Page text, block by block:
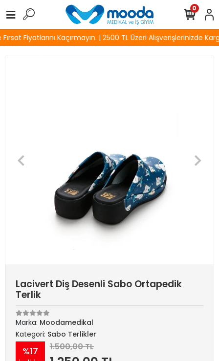
Fiyatlarını Kaçırmayın. | 2500 TL Üzeri Alışverişlerinizde
0
Lacivert Diş Desenli Sabo Ortapedik
Terlik
Marka: Moodamedikal
Kategori: Sabo Terlikler
%17 1.500,00 TL